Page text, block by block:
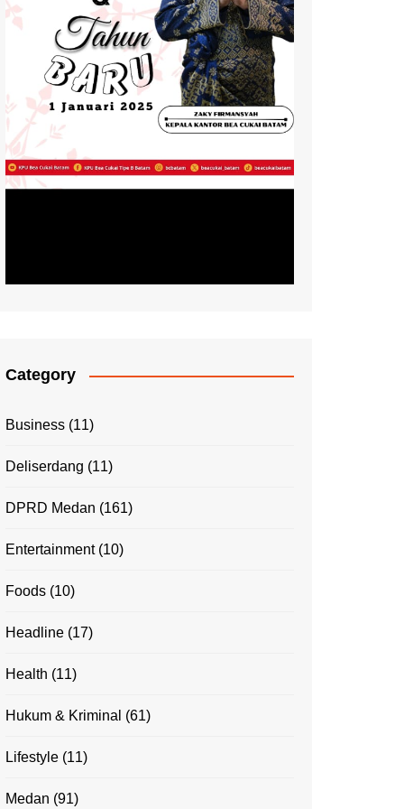
Category
Business (11)
Deliserdang (11)
DPRD Medan (161)
Entertainment(10)
Foods (10)
Headline (17)
Health (11)
Hukum & Kriminal (61)
Lifestyle (11)
Medan (91)